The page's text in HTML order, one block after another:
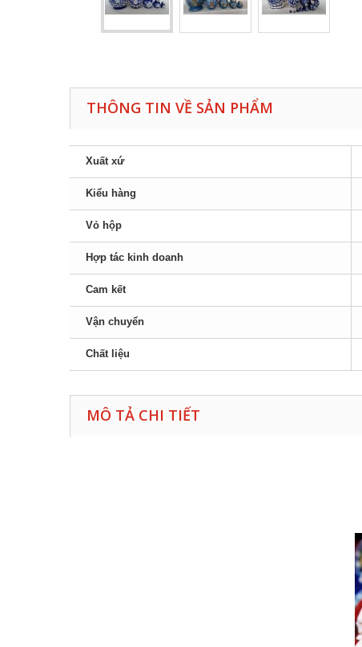
THÔNG TIN VỀ SẢN PHẨM
Xuất xứ
Kiểu hàng
Vỏ hộp
Hợp tác kinh doanh
Cam kết
Vận chuyển
Chất liệu
MÔ TẢ CHI TIẾT